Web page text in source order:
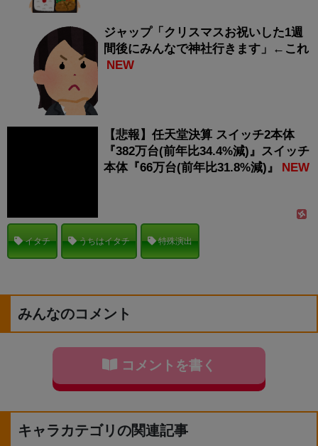
ジャップ「クリスマスお祝いした1週
間後にみんなで神社行きます」←これ
NEW
【悲報】任天堂決算 スイッチ2本体
『382万台(前年比34.4%減)』スイッチ
本体『66万台(前年比31.8%減)』
NEW
イタチ うちはイタチ 特殊演出
みんなのコメント
コメントを書く
キャラカテゴリの関連記事